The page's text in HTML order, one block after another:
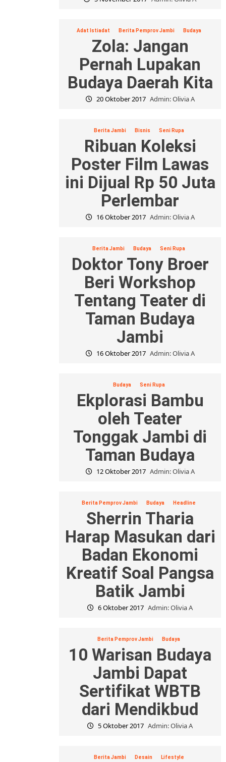
Adat Istiadat Berita Pemprov Jambi Budaya
Zola: Jangan
Pernah Lupakan
Budaya Daerah Kita
20 Oktober 2017 Admin: Olivia A
Berita Jambi Bisnis Seni Rupa
Ribuan Koleksi
Poster Film Lawas
ini Dijual Rp 50 Juta
Perlembar
16 Oktober 2017 Admin: Olivia A
Berita Jambi Budaya Seni Rupa
Doktor Tony Broer
Beri Workshop
Tentang Teater di
Taman Budaya
Jambi
16 Oktober 2017 Admin: Olivia A
Budaya Seni Rupa
Ekplorasi Bambu
oleh Teater
Tonggak Jambi di
Taman Budaya
12 Oktober 2017 Admin: Olivia A
Berita Pemprov Jambi Budaya Headline
Sherrin Tharia
Harap Masukan dari
Badan Ekonomi
Kreatif Soal Pangsa
Batik Jambi
6 Oktober 2017 Admin: Olivia A
Berita Pemprov Jambi Budaya
10 Warisan Budaya
Jambi Dapat
Sertifikat WBTB
dari Mendikbud
5 Oktober 2017 Admin: Olivia A
Berita Jambi Desain Lifestyle